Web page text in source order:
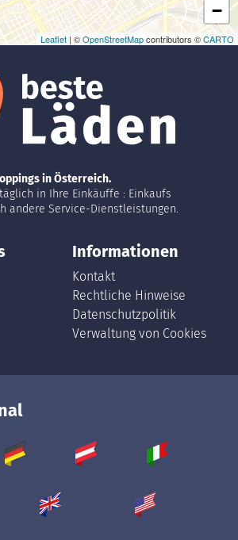
−
Leaflet | ©OpenStreetMapcontributors ©CARTO
in Österreich.
in Ihre Einkäuffe : Einkaufs
andere Service-Dienstleistungen.
Informationen
Kontakt
Rechtliche Hinweise
Datenschutzpolitik
Verwaltung von Cookies